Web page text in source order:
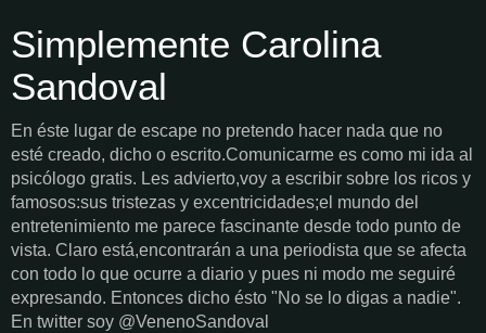
Simplemente Carolina
Sandoval
En éste lugar de escape no pretendo hacer nada que no
esté creado, dicho o escrito.Comunicarme es como mi ida al
psicólogo gratis. Les advierto,voy a escribir sobre los ricos y
famosos:sus tristezas y excentricidades;el mundo del
entretenimiento me parece fascinante desde todo punto de
vista. Claro está,encontrarán a una periodista que se afecta
con todo lo que ocurre a diario y pues ni modo me seguiré
expresando. Entonces dicho ésto "No se lo digas a nadie".
En twitter soy @VenenoSandoval